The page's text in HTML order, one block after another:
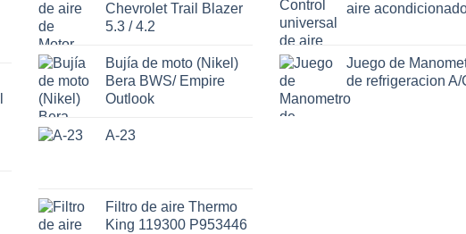
Chevrolet Trail Blazer
5.3 / 4.2
Bujía de moto (Nikel)
Bera BWS/ Empire
Outlook
A-23
Filtro de aire Thermo
King 119300 P953446
aire
Juego de
de refrigeracion A/